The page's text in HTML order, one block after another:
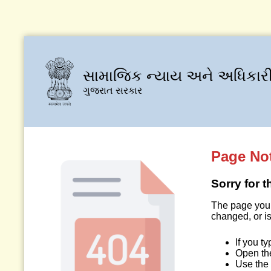
સામાજિક ન્યાય અને
ગુજરાત સરકાર
Page
Sorry for
The page
changed, or
If you
Open
Use